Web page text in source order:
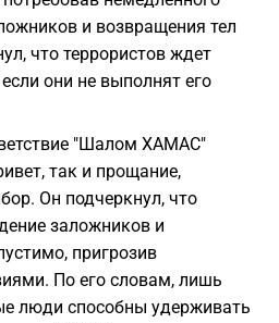
и возвращения тел
что террористов ждет
они не выполнят его
"Шалом ХАМАС"
так и прощание,
Он подчеркнул, что
заложников и
пригрозив
По его словам, лишь
люди способны удерживать